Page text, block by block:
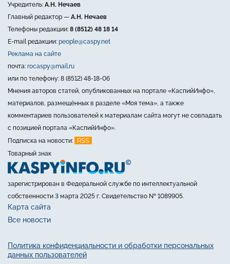
Учредитель: А.Н. Нечаев
Главный редактор — А.Н. Нечаев
Телефоны редакции: 8 (8512) 48 18 14
E-mail редакции: people@caspy.net
Реклама на сайте
почта: rocaspy@mail.ru
или по телефону: 8 (8512) 48-18-06
Мнения авторов статей, опубликованных на портале «КаспийИнфо»,
материалов, размещённых в разделе «Моя тема», а также
комментариев пользователей к материалам сайта могут не совпадать
с позицией портала «КаспийИнфо».
Подписка на новости:
RSS
Товарный знак
зарегистрирован в Федеральной службе по интеллектуальной
собственности 3 марта 2025 г. Свидетельство № 1089905.
Карта сайта
Все новости
Политика конфиденциальности и обработки персональных
данных пользователей